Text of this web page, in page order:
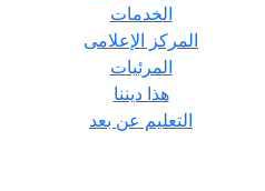
الخدمات
المركز الإعلامى
المرئيات
هذا ديننا
التعليم عن بعد